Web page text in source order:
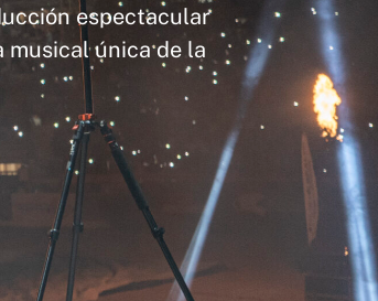
espectacular
única de la